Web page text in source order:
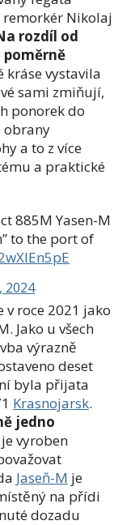
Nikolaj
rozdíl od
poměrně
kráse vystavila
sami zmiňují,
ponorek do
obrany
a to z více
a praktické
885M Yasen-M
to the port of
2024
v roce 2021 jako
Jako u všech
výrazně
deset
byla přijata
Krasnojarsk.
jedno
vyroben
Jaseň-M je
na přídi
dozadu